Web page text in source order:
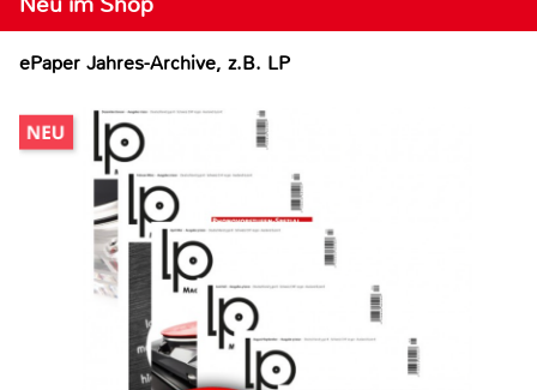
ePaper Jahres-Archive, z.B. LP